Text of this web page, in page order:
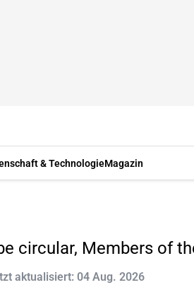
& TechnologieMagazin
circular, Members of
aktualisiert: 04 Aug. 2026